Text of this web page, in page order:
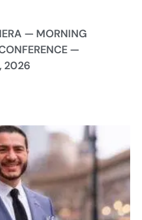
— MORNING
—
2026